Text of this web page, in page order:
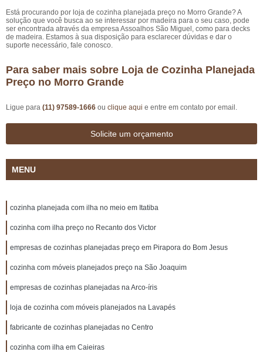
Está procurando por loja de cozinha planejada preço no Morro Grande? A
solução que você busca ao se interessar por madeira para o seu caso, pode
ser encontrada através da empresa Assoalhos São Miguel, como para decks
de madeira. Estamos à sua disposição para esclarecer dúvidas e dar o
suporte necessário, fale conosco.
Para saber mais sobre Loja de Cozinha Planejada
Preço no Morro Grande
Ligue para (11) 97589-1666 ou clique aqui e entre em contato por email.
Solicite um orçamento
MENU
cozinha planejada com ilha no meio em Itatiba
cozinha com ilha preço no Recanto dos Victor
empresas de cozinhas planejadas preço em Pirapora do Bom Jesus
cozinha com móveis planejados preço na São Joaquim
empresas de cozinhas planejadas na Arco-íris
loja de cozinha com móveis planejados na Lavapés
fabricante de cozinhas planejadas no Centro
cozinha com ilha em Caieiras